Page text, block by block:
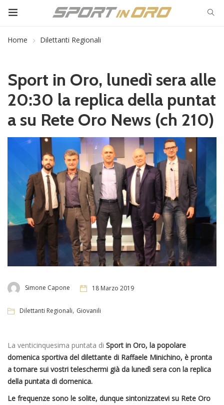
Home Dilettanti Regionali
Sport in Oro, lunedì sera alle
20:30 la replica della puntat
a su Rete Oro News (ch 210)
Simone Capone 18 Marzo 2019
Dilettanti Regionali, Giovanili
La venticinquesima puntata di Sport in Oro, la popolare
domenica sportiva del dilettante di Raffaele Minichino, è pronta
a tornare sui vostri teleschermi già da lunedì sera con la replica
della puntata di domenica.
Le frequenze sono le solite, dunque sintonizzatevi su Rete Oro